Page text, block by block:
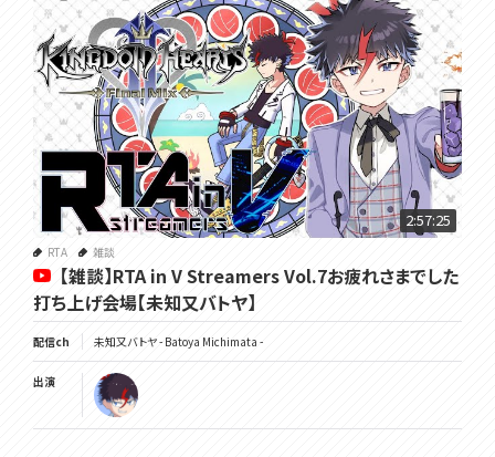
2:57:25
RTA 雑談
【雑談】RTA in V Streamers Vol.7お疲れさまでした
打ち上げ会場【未知又バトヤ】
配信ch 未知又バトヤ - Batoya Michimata -
出演